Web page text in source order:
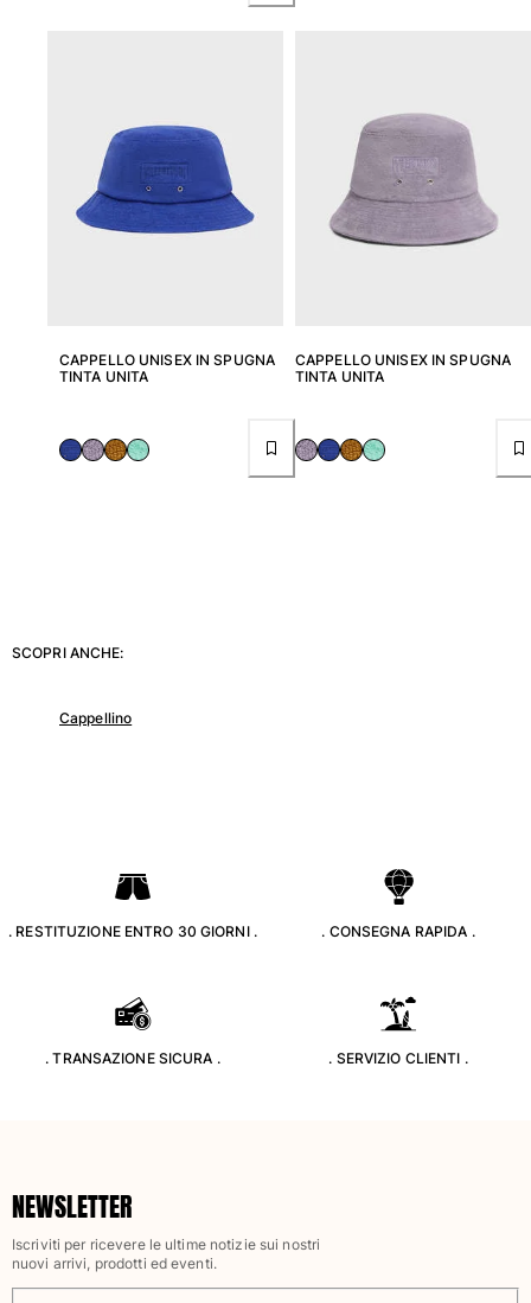
Vedi tutti i Borse
Occhiali da sole
Vedi tutti i Occhiali da sole
Accessori Bambini
Asciugamani e Poncho da spiaggia
Infradito
Vedi tutti i Outdoor
Vedi tutti i Calzini
CAPPELLO UNISEX IN SPUGNA
TINTA UNITA
CAPPELLO UNISEX IN SPUGNA
TINTA UNITA
SCOPRI ANCHE:
Cappellino
. RESTITUZIONE ENTRO 30 GIORNI . . CONSEGNA RAPIDA .
. TRANSAZIONE SICURA . . SERVIZIO CLIENTI .
NEWSLETTER
Iscriviti per ricevere le ultime notizie sui nostri
nuovi arrivi, prodotti ed eventi.